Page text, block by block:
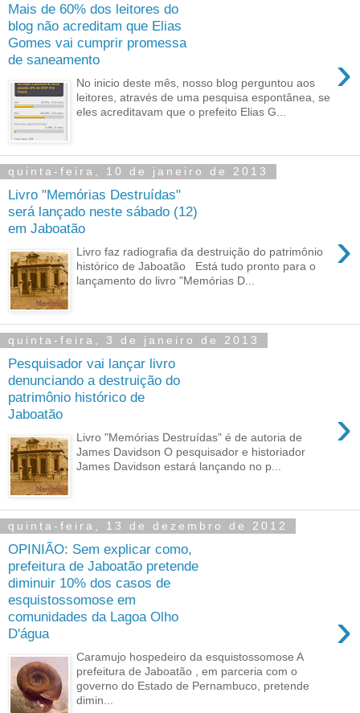
Mais de 60% dos leitores do
blog não acreditam que Elias
Gomes vai cumprir promessa
de saneamento
›
No inicio deste mês, nosso blog perguntou aos
leitores, através de uma pesquisa espontânea, se
eles acreditavam que o prefeito Elias G...
quinta-feira, 10 de janeiro de 2013
Livro "Memórias Destruídas"
será lançado neste sábado (12)
em Jaboatão
›
Livro faz radiografia da destruição do patrimônio
histórico de Jaboatão Está tudo pronto para o
lançamento do livro "Memórias D...
quinta-feira, 3 de janeiro de 2013
Pesquisador vai lançar livro
denunciando a destruição do
patrimônio histórico de
Jaboatão
›
Livro "Memórias Destruídas" é de autoria de
James Davidson O pesquisador e historiador
James Davidson estará lançando no p...
quinta-feira, 13 de dezembro de 2012
OPINIÃO: Sem explicar como,
prefeitura de Jaboatão pretende
diminuir 10% dos casos de
esquistossomose em
comunidades da Lagoa Olho
D'água
›
Caramujo hospedeiro da esquistossomose A
prefeitura de Jaboatão , em parceria com o
governo do Estado de Pernambuco, pretende
dimin...